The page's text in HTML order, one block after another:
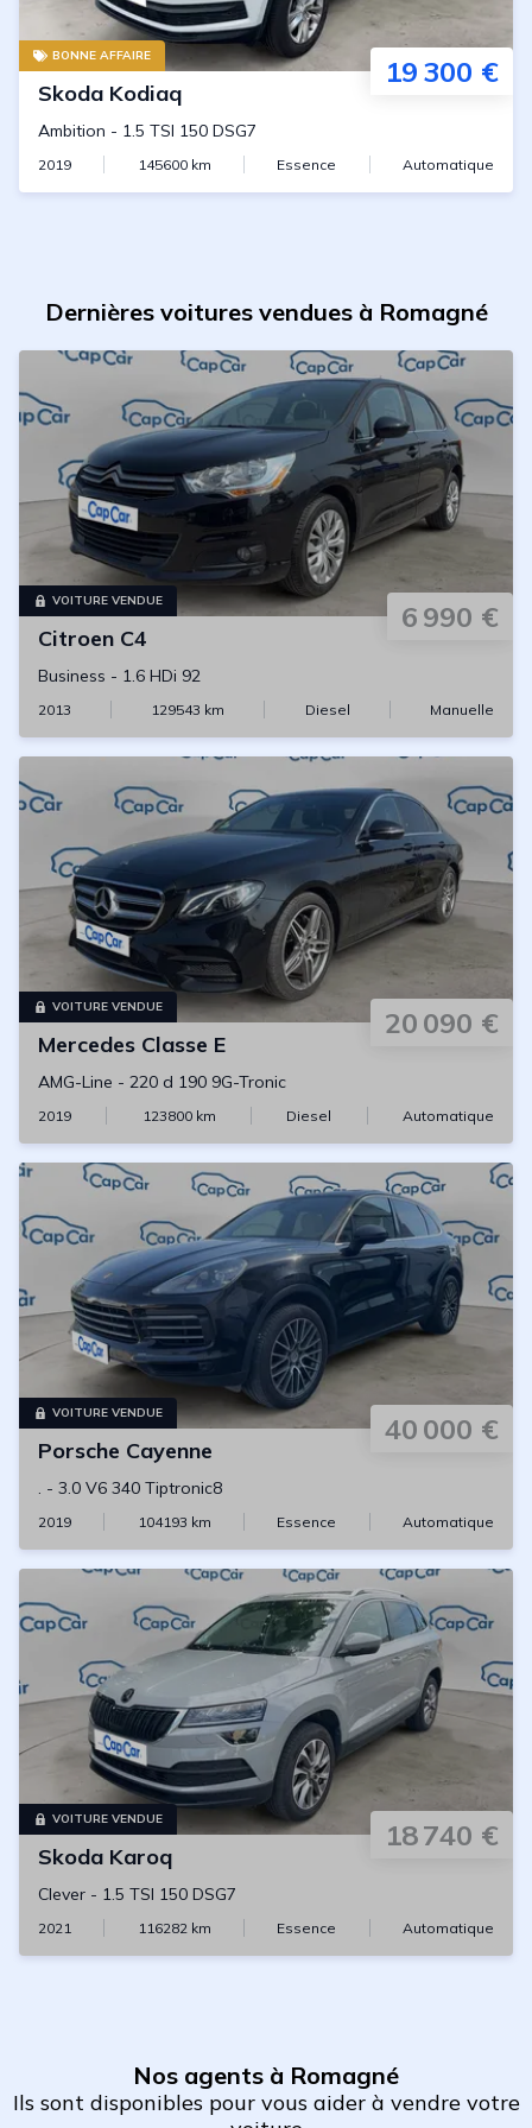
BONNE AFFAIRE 19 300 €
Skoda Kodiaq
Ambition - 1.5 TSI 150 DSG7
2019 145600km Essence Automatique
Dernières voitures vendues à Romagné
VOITURE VENDUE 6 990 €
Citroen C4
Business - 1.6 HDi 92
2013 129543 km Diesel Manuelle
VOITURE VENDUE 20 090 €
Mercedes Classe E
AMG-Line - 220 d 190 9G-Tronic
2019 123800km Diesel Automatique
VOITURE VENDUE 40 000 €
Porsche Cayenne
. - 3.0 V6 340 Tiptronic8
2019 104193 km Essence Automatique
VOITURE VENDUE 18 740 €
Skoda Karoq
Clever - 1.5 TSI 150 DSG7
2021 116282km Essence Automatique
Nos agents à Romagné
Ils sont disponibles pour vous aider à vendre votre